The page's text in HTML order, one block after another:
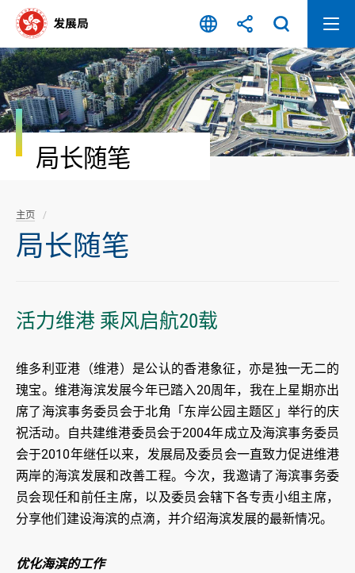
容
开
始
局长随笔
主页
局长随笔
活力维港 乘风启航20载
维多利亚港（维港）是公认的香港象征，亦是独一无二的
瑰宝。维港海滨发展今年已踏入20周年，我在上星期亦出
席了海滨事务委员会于北角「东岸公园主题区」举行的庆
祝活动。自共建维港委员会于2004年成立及海滨事务委员
会于2010年继任以来，发展局及委员会一直致力促进维港
两岸的海滨发展和改善工程。今次，我邀请了海滨事务委
员会现任和前任主席，以及委员会辖下各专责小组主席，
分享他们建设海滨的点滴，并介绍海滨发展的最新情况。
优化海滨的工作